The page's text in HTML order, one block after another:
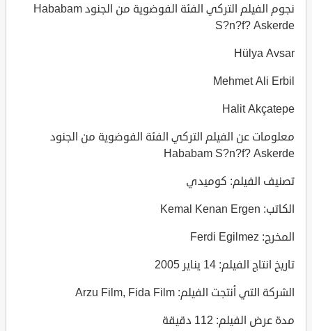
نجوم الفيلم التركي الفئة الفوضوية من الجنود Hababam
S?n?f? Askerde
Hülya Avsar
Mehmet Ali Erbil
Halit Akçatepe
معلومات عن الفيلم التركي الفئة الفوضوية من الجنود
Hababam S?n?f? Askerde
تصنيف الفيلم: كوميدي
الكاتب: Kemal Kenan Ergen
المخرج: Ferdi Egilmez
تاريخ انتاج الفيلم: 14 يناير 2005
الشركة التي أنتجت الفيلم: Arzu Film, Fida Film
مدة عرض الفيلم: 112 دقيقة